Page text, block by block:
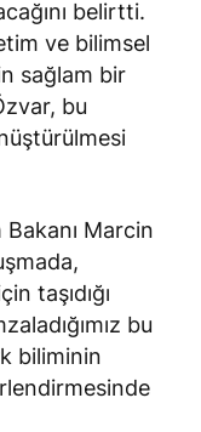
belirtti.
ve bilimsel
sağlam bir
bu
Marcin
taşıdığı
bu
biliminin